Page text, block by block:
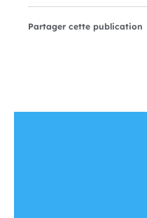
Partager cette publication